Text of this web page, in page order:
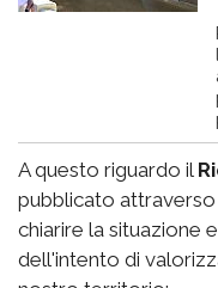
A questo riguardo il
pubblicato attraverso
chiarire la situazione
dell'intento di